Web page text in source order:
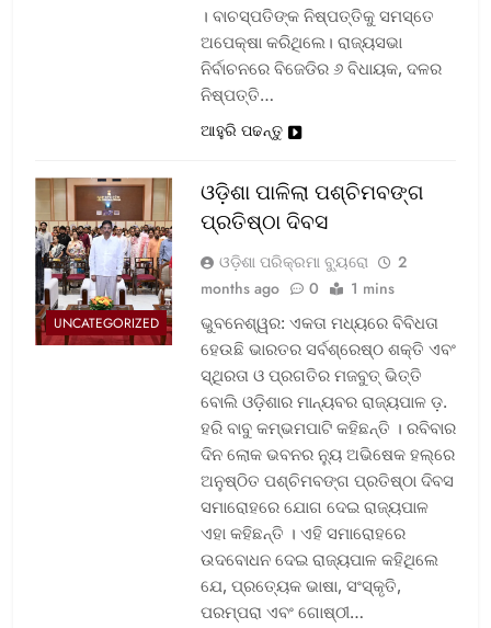
। ବାଚସ୍ପତିଙ୍କ ନିଷ୍ପତ୍ତିକୁ ସମସ୍ତେ
ଅପେକ୍ଷା କରିଥିଲେ। ରାଜ୍ୟସଭା
ନିର୍ବାଚନରେ ବିଜେଡିର ୬ ବିଧାୟକ, ଦଳର
ନିଷ୍ପତ୍ତି…
ଆହୁରି ପଢନ୍ତୁ
UNCATEGORIZED
ଓଡ଼ିଶା ପାଳିଲା ପଶ୍ଚିମବଙ୍ଗ
ପ୍ରତିଷ୍ଠା ଦିବସ
ଓଡ଼ିଶା ପରିକ୍ରମା ବ୍ୟୁରୋ
2
months ago
0 1 mins
ଭୁବନେଶ୍ୱର: ଏକତା ମଧ୍ୟରେ ବିବିଧତା
ହେଉଛି ଭାରତର ସର୍ବଶ୍ରେଷ୍ଠ ଶକ୍ତି ଏବଂ
ସ୍ଥିରତା ଓ ପ୍ରଗତିର ମଜବୁତ୍ ଭିତ୍ତି
ବୋଲି ଓଡ଼ିଶାର ମାନ୍ୟବର ରାଜ୍ୟପାଳ ଡ଼.
ହରି ବାବୁ କମ୍ଭମପାଟି କହିଛନ୍ତି । ରବିବାର
ଦିନ ଲୋକ ଭବନର ନ୍ୟୁ ଅଭିଷେକ ହଲ୍‌ରେ
ଅନୁଷ୍ଠିତ ପଶ୍ଚିମବଙ୍ଗ ପ୍ରତିଷ୍ଠା ଦିବସ
ସମାରୋହରେ ଯୋଗ ଦେଇ ରାଜ୍ୟପାଳ
ଏହା କହିଛନ୍ତି । ଏହି ସମାରୋହରେ
ଉଦବୋଧନ ଦେଇ ରାଜ୍ୟପାଳ କହିଥିଲେ
ଯେ, ପ୍ରତ୍ୟେକ ଭାଷା, ସଂସ୍କୃତି,
ପରମ୍ପରା ଏବଂ ଗୋଷ୍ଠୀ…